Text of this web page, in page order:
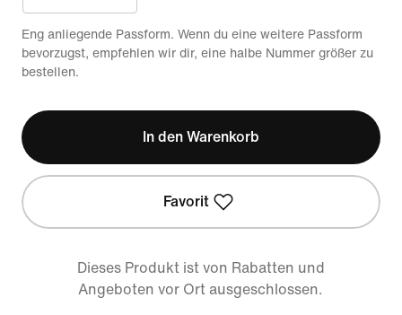
Eng anliegende Passform. Wenn du eine weitere Passform
bevorzugst, empfehlen wir dir, eine halbe Nummer größer zu
bestellen.
In den Warenkorb
Favorit
Dieses Produkt ist von Rabatten und
Angeboten vor Ort ausgeschlossen.